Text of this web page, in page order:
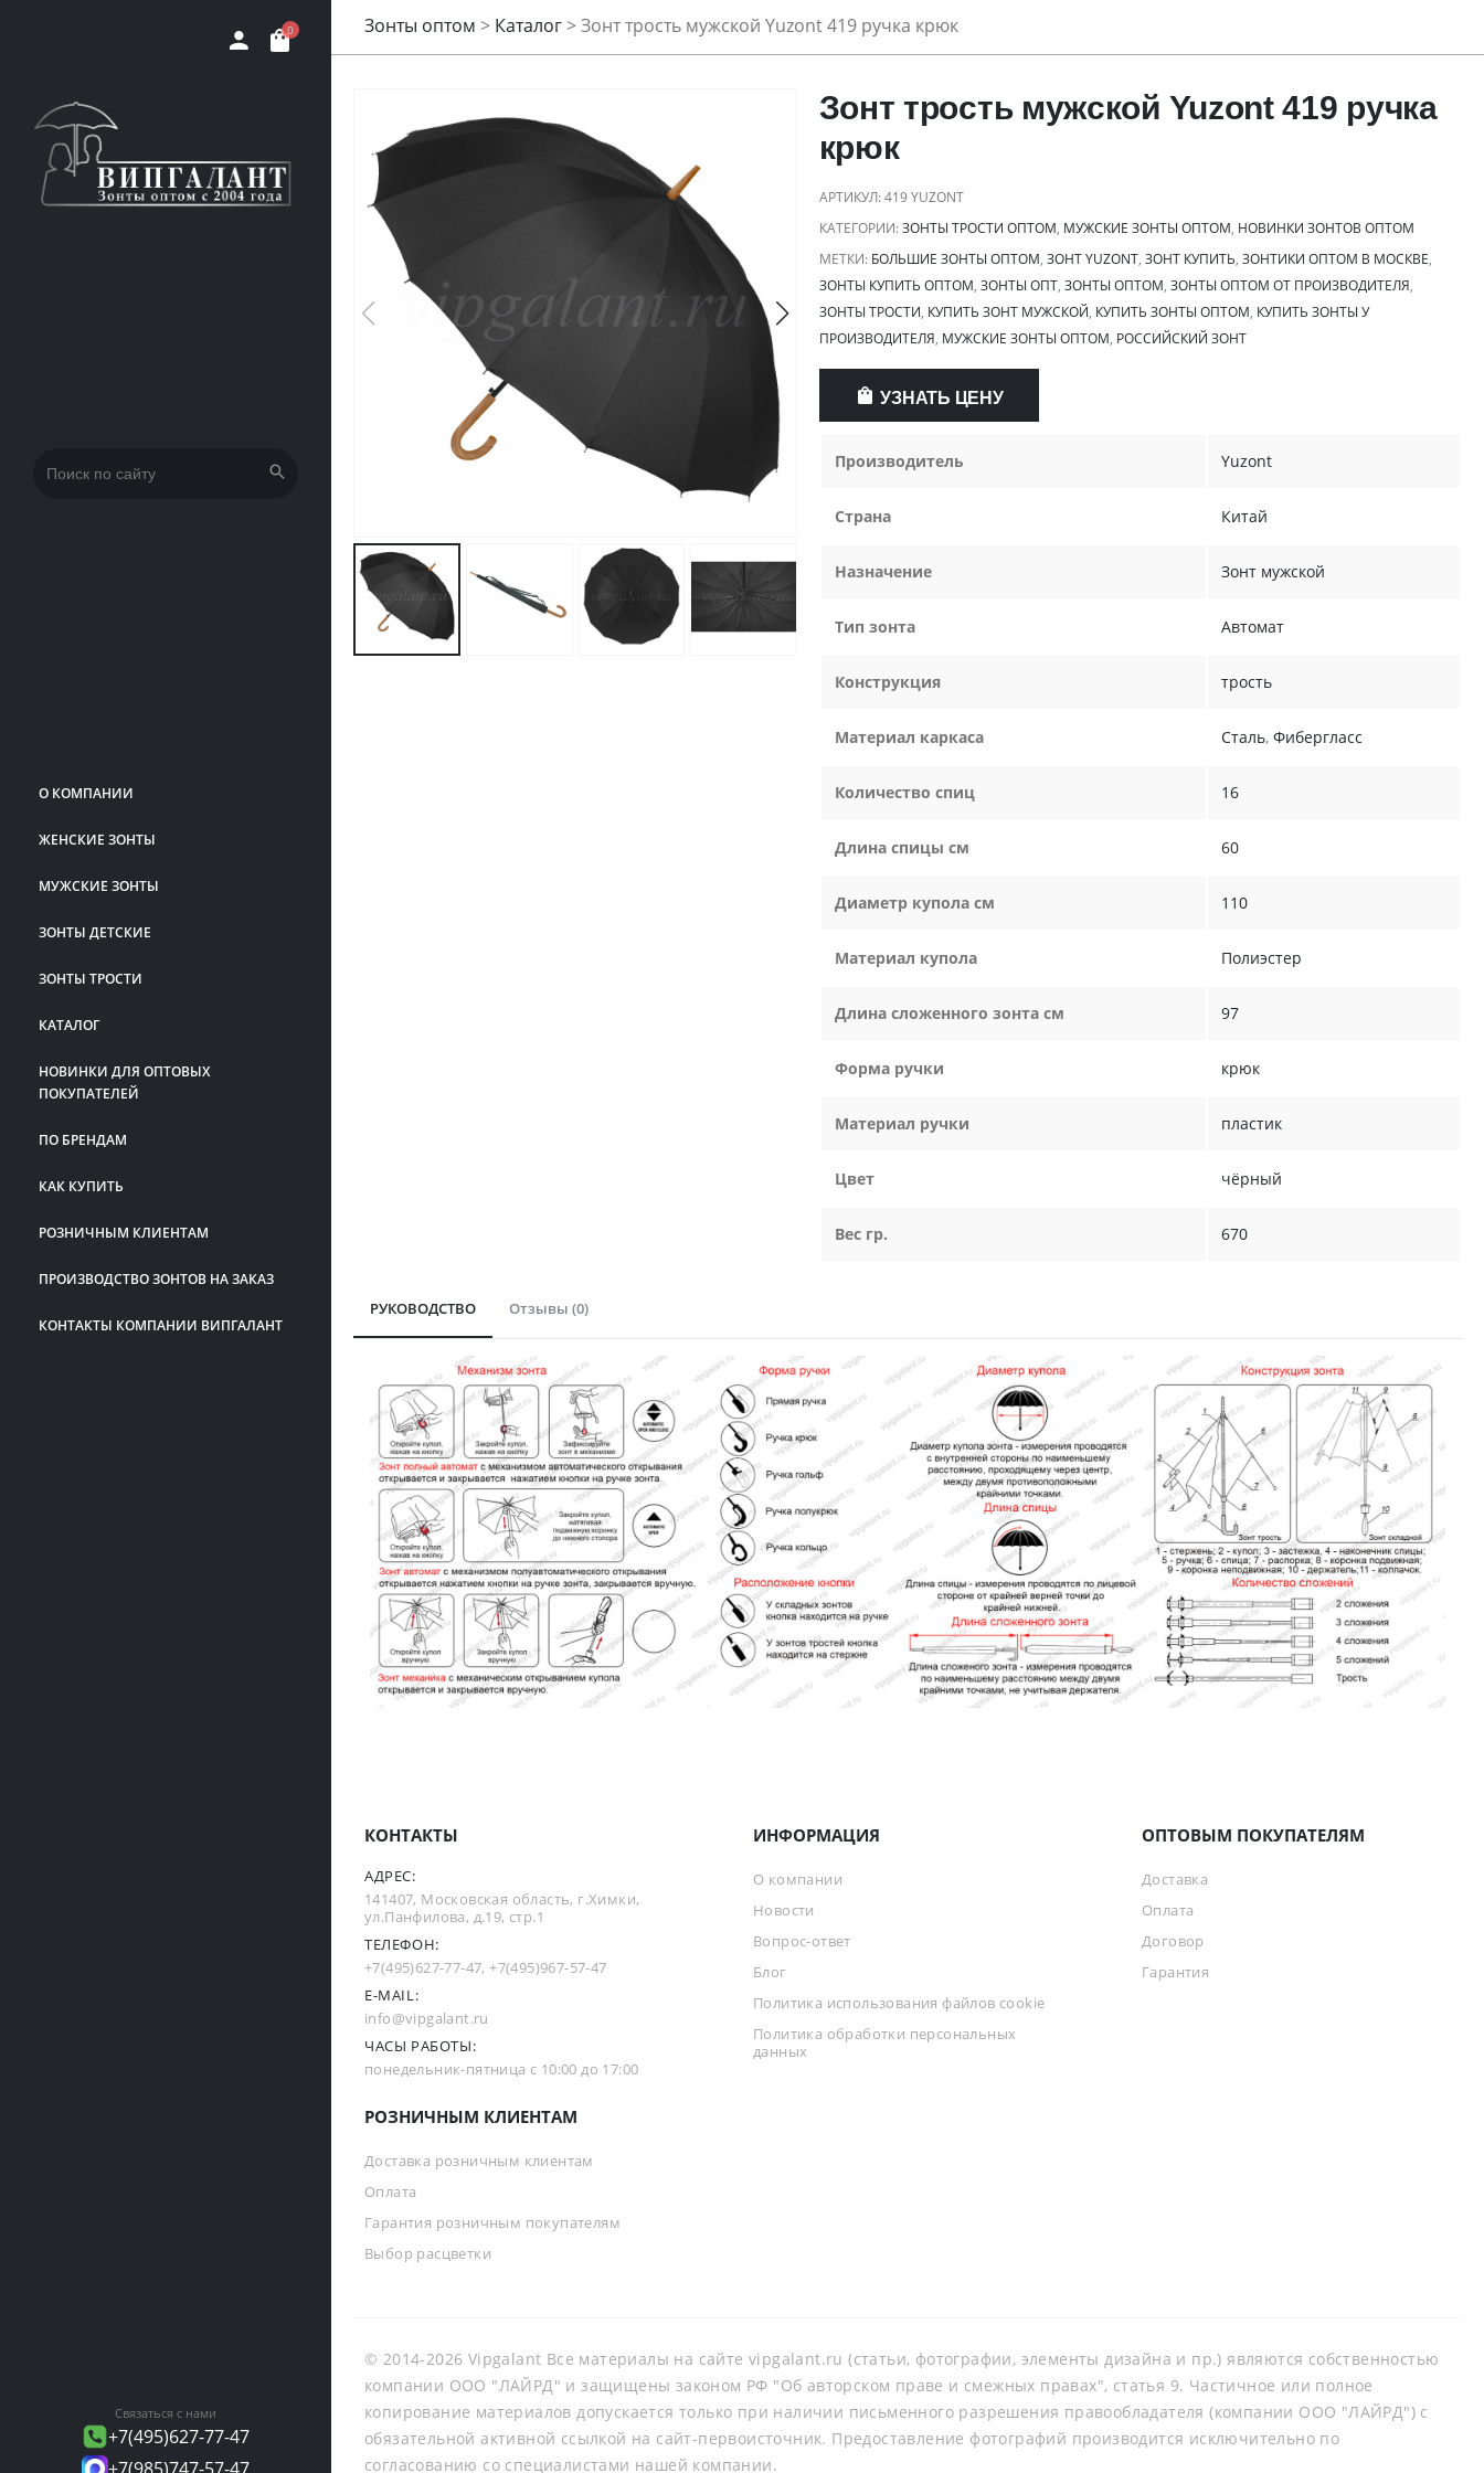
0
Искать:
О КОМПАНИИ
ЖЕНСКИЕ ЗОНТЫ
МУЖСКИЕ ЗОНТЫ
ЗОНТЫ ДЕТСКИЕ
ЗОНТЫ ТРОСТИ
КАТАЛОГ
НОВИНКИ ДЛЯ ОПТОВЫХ
ПОКУПАТЕЛЕЙ
ПО БРЕНДАМ
КАК КУПИТЬ
РОЗНИЧНЫМ КЛИЕНТАМ
ПРОИЗВОДСТВО ЗОНТОВ НА ЗАКАЗ
КОНТАКТЫ КОМПАНИИ ВИПГАЛАНТ
Связаться с нами
+7(495)627-77-47
Зонты оптом > Каталог>Зонт трость мужской Yuzont 419 ручка крюк
Зонт трость мужской Yuzont 419 ручка
крюк
АРТИКУЛ:419 YUZONT
КАТЕГОРИИ:ЗОНТЫ ТРОСТИ ОПТОМ, МУЖСКИЕ ЗОНТЫ ОПТОМ, НОВИНКИ ЗОНТОВ ОПТОМ
МЕТКИ: БОЛЬШИЕ ЗОНТЫ ОПТОМ, ЗОНТ YUZONT, ЗОНТ КУПИТЬ, ЗОНТИКИ ОПТОМ В МОСКВЕ,
ЗОНТЫ КУПИТЬ ОПТОМ, ЗОНТЫ ОПТ, ЗОНТЫ ОПТОМ, ЗОНТЫ ОПТОМ ОТ ПРОИЗВОДИТЕЛЯ,
ЗОНТЫ ТРОСТИ, КУПИТЬ ЗОНТ МУЖСКОЙ, КУПИТЬ ЗОНТЫ ОПТОМ, КУПИТЬ ЗОНТЫ У
ПРОИЗВОДИТЕЛЯ, МУЖСКИЕ ЗОНТЫ ОПТОМ, РОССИЙСКИЙ ЗОНТ
УЗНАТЬ ЦЕНУ
Производитель Yuzont
Страна Китай
Назначение Зонт мужской
Тип зонта Автомат
Конструкция трость
Материал каркаса Сталь, Фибергласс
Количество спиц 16
Длина спицы см 60
Диаметр купола см 110
Материал купола Полиэстер
Длина сложенного зонта см 97
Форма ручки крюк
Материал ручки пластик
Цвет чёрный
Вес гр. 670
РУКОВОДСТВО Отзывы (0)
КОНТАКТЫ
АДРЕС:
141407, Московская область, г.Химки,
ул.Панфилова, д.19, стр.1
ТЕЛЕФОН:
+7(495)627-77-47,+7(495)967-57-47
E-MAIL:
info@vipgalant.ru
ЧАСЫ РАБОТЫ:
понедельник-пятница с 10:00 до 17:00
ИНФОРМАЦИЯ
О компании
Новости
Вопрос-ответ
Блог
Политика использования файлов cookie
Политика обработки персональных
данных
ОПТОВЫМ ПОКУПАТЕЛЯМ
Доставка
Оплата
Договор
Гарантия
РОЗНИЧНЫМ КЛИЕНТАМ
Доставка розничным клиентам
Оплата
Гарантия розничным покупателям
Выбор расцветки
© 2014-2026 Vipgalant Все материалы на сайте vipgalant.ru (статьи, фотографии, элементы дизайна и пр.) являются собственностью
компании ООО "ЛАЙРД" и защищены законом РФ "Об авторском праве и смежных правах", статья 9. Частичное или полное
копирование материалов допускается только при наличии письменного разрешения правообладателя (компании ООО "ЛАЙРД") с
обязательной активной ссылкой на сайт-первоисточник. Предоставление фотографий производится исключительно по
согласованию со специалистами нашей компании.